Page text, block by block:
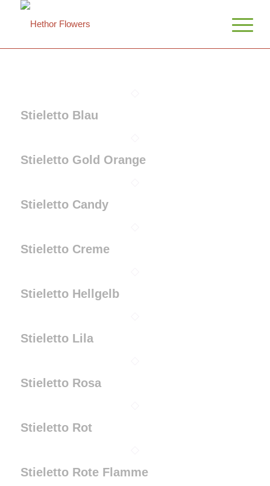
Stieletto Blau
Stieletto Gold Orange
Stieletto Candy
Stieletto Creme
Stieletto Hellgelb
Stieletto Lila
Stieletto Rosa
Stieletto Rot
Stieletto Rote Flamme